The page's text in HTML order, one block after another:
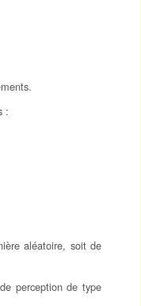
:
aléatoire, soit de
perception de type